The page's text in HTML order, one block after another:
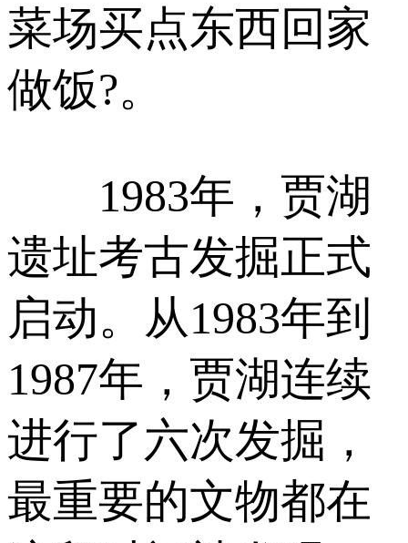
菜场买点东西回家
做饭?。
1983年，贾湖
遗址考古发掘正式
启动。从1983年到
1987年，贾湖连续
进行了六次发掘，
最重要的文物都在